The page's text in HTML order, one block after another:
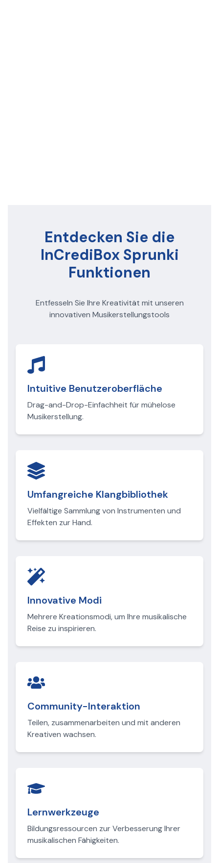
Entdecken Sie die
InCrediBox Sprunki
Funktionen
Entfesseln Sie Ihre Kreativität mit unseren
innovativen Musikerstellungstools
Intuitive Benutzeroberfläche
Drag-and-Drop-Einfachheit für mühelose
Musikerstellung.
Umfangreiche Klangbibliothek
Vielfältige Sammlung von Instrumenten und
Effekten zur Hand.
Innovative Modi
Mehrere Kreationsmodi, um Ihre musikalische
Reise zu inspirieren.
Community-Interaktion
Teilen, zusammenarbeiten und mit anderen
Kreativen wachsen.
Lernwerkzeuge
Bildungsressourcen zur Verbesserung Ihrer
musikalischen Fähigkeiten.